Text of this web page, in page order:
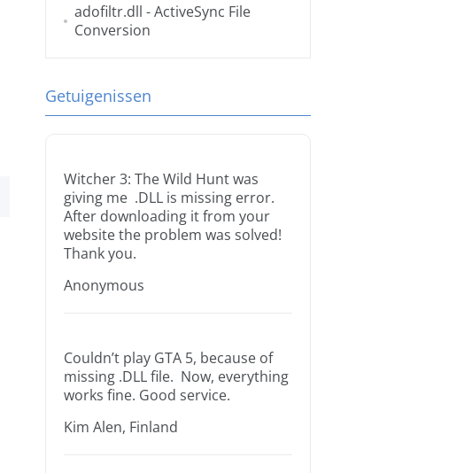
adofiltr.dll - ActiveSync File
Conversion
Getuigenissen
Witcher 3: The Wild Hunt was
giving me .DLL is missing error.
After downloading it from your
website the problem was solved!
Thank you.
Anonymous
Couldn’t play GTA 5, because of
missing .DLL file. Now, everything
works fine. Good service.
Kim Alen, Finland